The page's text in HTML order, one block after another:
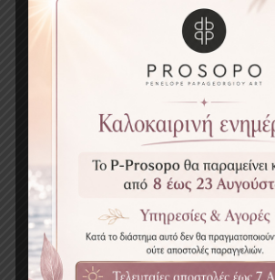
Κριτικές Προϊόντων
Title of your review